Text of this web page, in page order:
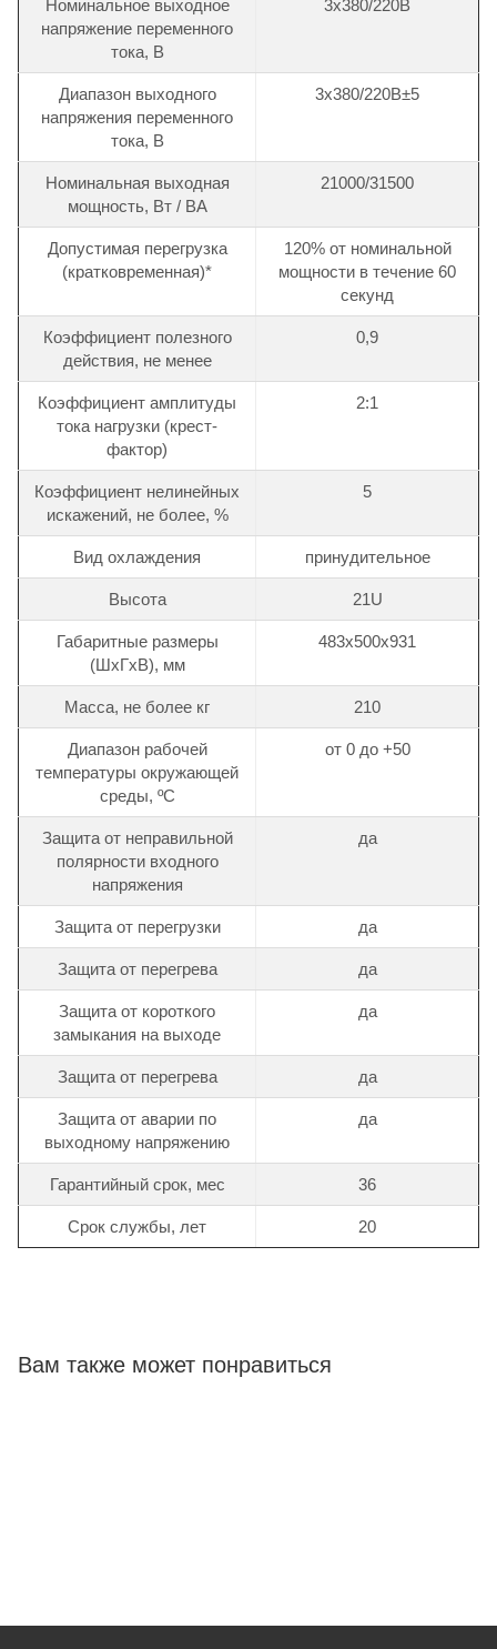
Номинальное выходное
напряжение переменного
тока, В
3х380/220В
Диапазон выходного
напряжения переменного
тока, В
3х380/220В±5
Номинальная выходная
мощность, Вт / ВА
21000/31500
Допустимая перегрузка
(кратковременная)*
120% от номинальной
мощности в течение 60
секунд
Коэффициент полезного
действия, не менее
0,9
Коэффициент амплитуды
тока нагрузки (крест-
фактор)
2:1
Коэффициент нелинейных
искажений, не более, %
5
Вид охлаждения принудительное
Высота 21U
Габаритные размеры
(ШхГхВ), мм
483х500х931
Масса, не более кг 210
Диапазон рабочей
температуры окружающей
среды, ºС
от 0 до +50
Защита от неправильной
полярности входного
напряжения
да
Защита от перегрузки да
Защита от перегрева да
Защита от короткого
замыкания на выходе
да
Защита от перегрева да
Защита от аварии по
выходному напряжению
да
Гарантийный срок, мес 36
Срок службы, лет 20
Вам также может понравиться